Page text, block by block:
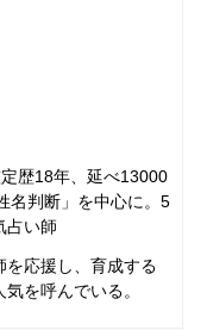
歴18年、延べ13000
名判断」を中心に。5
占い師
を応援し、育成する
を呼んでいる。